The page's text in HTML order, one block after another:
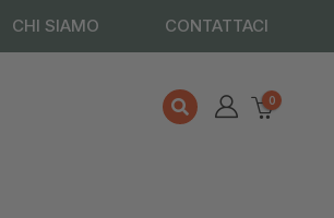
CHI SIAMO CONTATTACI
0